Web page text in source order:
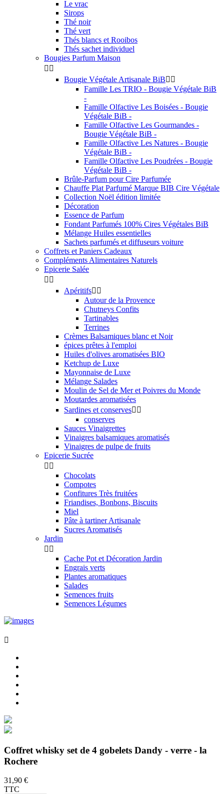
Le vrac
Sirops
Thé noir
Thé vert
Thés blancs et Rooibos
Thés sachet individuel
Bougies Parfum Maison
 
Bougie Végétale Artisanale BiB 
Famille Les TRIO - Bougie Végétale BiB
-
Famille Olfactive Les Boisées - Bougie
Végétale BiB -
Famille Olfactive Les Gourmandes -
Bougie Végétale BiB -
Famille Olfactive Les Natures - Bougie
Végétale BiB -
Famille Olfactive Les Poudrées - Bougie
Végétale BiB -
Brûle-Parfum pour Cire Parfumée
Chauffe Plat Parfumé Marque BIB Cire Végétale
Collection Noël édition limitée
Décoration
Essence de Parfum
Fondant Parfumés 100% Cires Végétales BiB
Mélange Huiles essentielles
Sachets parfumés et diffuseurs voiture
Coffrets et Paniers Cadeaux
Compléments Alimentaires Naturels
Epicerie Salée
 
Apéritifs 
Autour de la Provence
Chutneys Confits
Tartinables
Terrines
Crèmes Balsamiques blanc et Noir
épices prêtes à l'emploi
Huiles d'olives aromatisées BIO
Ketchup de Luxe
Mayonnaise de Luxe
Mélange Salades
Moulin de Sel de Mer et Poivres du Monde
Moutardes aromatisées
Sardines et conserves 
conserves
Sauces Vinaigrettes
Vinaigres balsamiques aromatisés
Vinaigres de pulpe de fruits
Epicerie Sucrée
 
Chocolats
Compotes
Confitures Très fruitées
Friandises, Bonbons, Biscuits
Miel
Pâte à tartiner Artisanale
Sucres Aromatisés
Jardin
 
Cache Pot et Décoration Jardin
Engrais verts
Plantes aromatiques
Salades
Semences fruits
Semences Légumes

Coffret whisky set de 4 gobelets Dandy - verre - la
Rochere
31,90 €
TTC